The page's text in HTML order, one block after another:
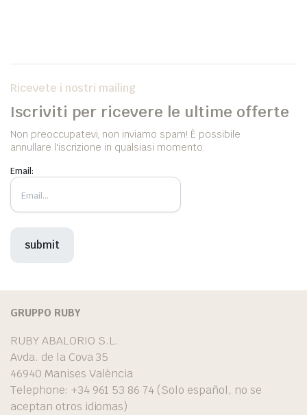
Ricevete i nostri mailing
Iscriviti per ricevere le ultime offerte
Non preoccupatevi, non inviamo spam! È possibile
annullare l'iscrizione in qualsiasi momento.
Email:
GRUPPO RUBY
RUBY ABALORIO S.L.
Avda. de la Cova 35
46940 Manises València
Telephone: +34 961 53 86 74 (Solo español, no se
aceptan otros idiomas)